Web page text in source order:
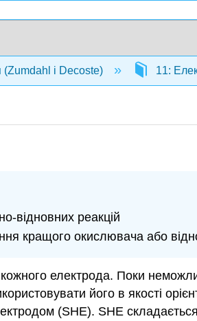
(Zumdahl і Decoste) 11:
відновних реакцій
кращого окислювача або
кожного електрода. Поки
його в якості
(SHE). SHE